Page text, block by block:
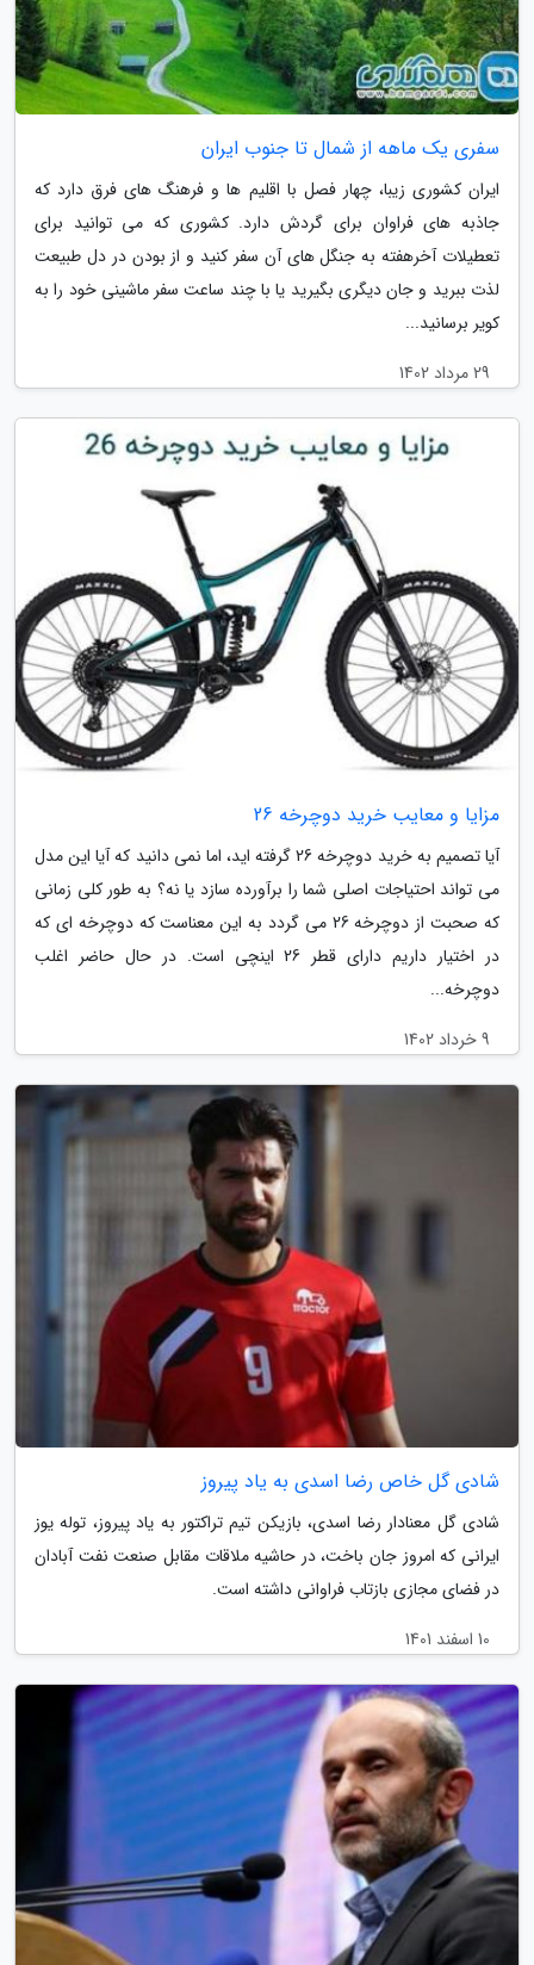
سفری یک ماهه از شمال تا جنوب ایران
ایران کشوری زیبا، چهار فصل با اقلیم ها و فرهنگ های فرق دارد که
جاذبه های فراوان برای گردش دارد. کشوری که می توانید برای
تعطیلات آخرهفته به جنگل های آن سفر کنید و از بودن در دل طبیعت
لذت ببرید و جان دیگری بگیرید یا با چند ساعت سفر ماشینی خود را به
کویر برسانید...
29 مرداد 1402
مزایا و معایب خرید دوچرخه 26
آیا تصمیم به خرید دوچرخه 26 گرفته اید، اما نمی دانید که آیا این مدل
می تواند احتیاجات اصلی شما را برآورده سازد یا نه؟ به طور کلی زمانی
که صحبت از دوچرخه 26 می گردد به این معناست که دوچرخه ای که
در اختیار داریم دارای قطر 26 اینچی است. در حال حاضر اغلب
دوچرخه...
9 خرداد 1402
شادی گل خاص رضا اسدی به یاد پیروز
شادی گل معنادار رضا اسدی، بازیکن تیم تراکتور به یاد پیروز، توله یوز
ایرانی که امروز جان باخت، در حاشیه ملاقات مقابل صنعت نفت آبادان
در فضای مجازی بازتاب فراوانی داشته است.
10 اسفند 1401